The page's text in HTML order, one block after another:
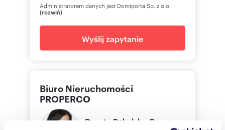
Administratorem danych jest Domiporta Sp. z o.o.
(rozwiń)
Wyślij zapytanie
Biuro Nieruchomości
PROPERCO
Dorota Pękalska-Perz